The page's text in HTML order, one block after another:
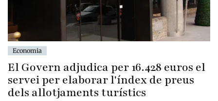
Economia
El Govern adjudica per 16.428 euros el
servei per elaborar l'índex de preus
dels allotjaments turístics